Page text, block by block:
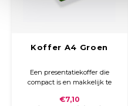
Koffer A4 Groen
Een presentatiekoffer die
compact is en makkelijk te
karton met handvat en zwart
€7,10